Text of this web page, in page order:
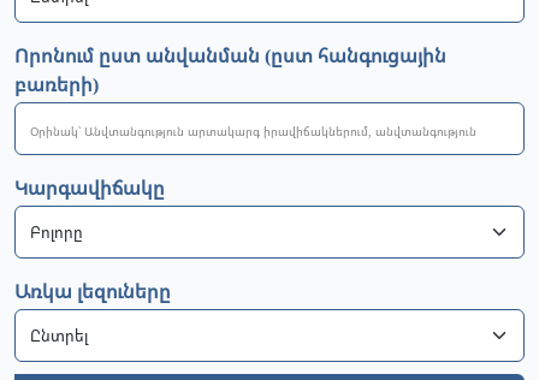
Որոնում ըստ անվանման (ըստ հանգուցային
բառերի)
Կարգավիճակը
Առկա լեզուները